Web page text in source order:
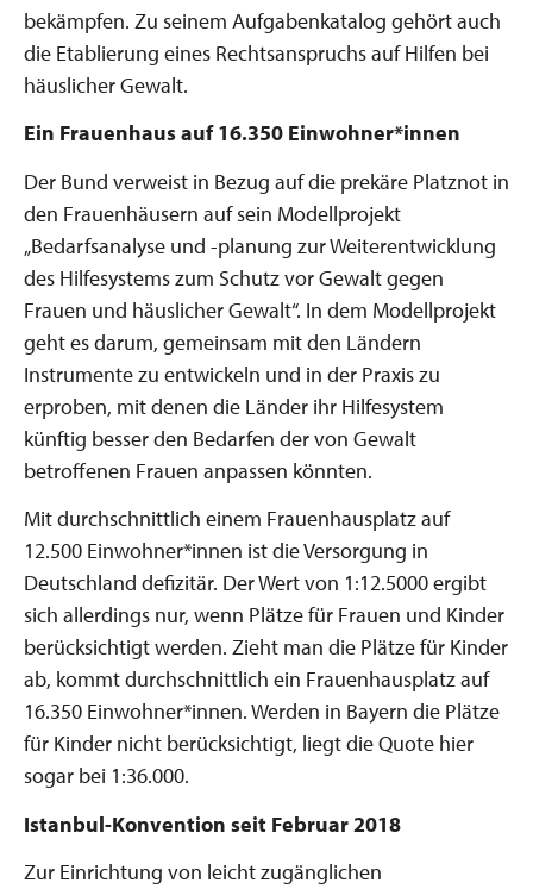
bekämpfen. Zu seinem Aufgabenkatalog gehört auch
die Etablierung eines Rechtsanspruchs auf Hilfen bei
häuslicher Gewalt.
Ein Frauenhaus auf 16.350 Einwohner*innen
Der Bund verweist in Bezug auf die prekäre Platznot in
den Frauenhäusern auf sein Modellprojekt
„Bedarfsanalyse und -planung zur Weiterentwicklung
des Hilfesystems zum Schutz vor Gewalt gegen
Frauen und häuslicher Gewalt“. In dem Modellprojekt
geht es darum, gemeinsam mit den Ländern
Instrumente zu entwickeln und in der Praxis zu
erproben, mit denen die Länder ihr Hilfesystem
künftig besser den Bedarfen der von Gewalt
betroffenen Frauen anpassen könnten.
Mit durchschnittlich einem Frauenhausplatz auf
12.500 Einwohner*innen ist die Versorgung in
Deutschland defizitär. Der Wert von 1:12.5000 ergibt
sich allerdings nur, wenn Plätze für Frauen und Kinder
berücksichtigt werden. Zieht man die Plätze für Kinder
ab, kommt durchschnittlich ein Frauenhausplatz auf
16.350 Einwohner*innen. Werden in Bayern die Plätze
für Kinder nicht berücksichtigt, liegt die Quote hier
sogar bei 1:36.000.
Istanbul-Konvention seit Februar 2018
Zur Einrichtung von leicht zugänglichen